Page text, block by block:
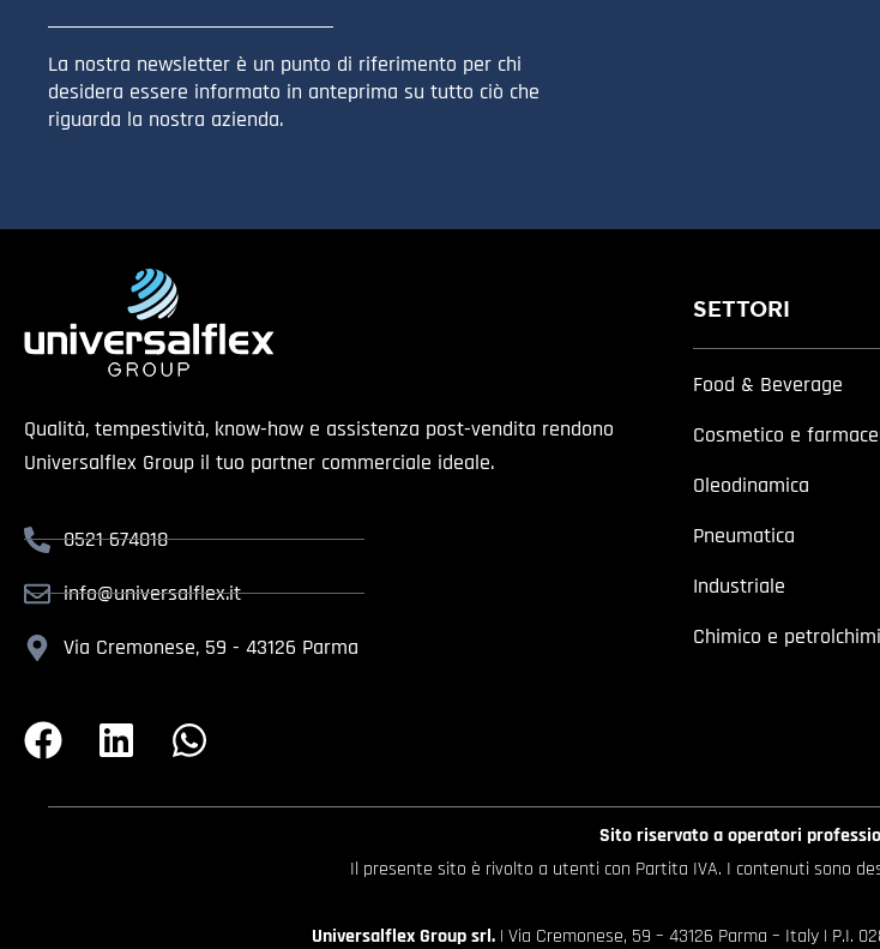
La nostra newsletter è un punto di riferimento per chi
desidera essere informato in anteprima su tutto ciò che
riguarda la nostra azienda.
Qualità, tempestività, know-how e assistenza post-vendita rendono
Universalflex Group il tuo partner commerciale ideale.
0521 674018
info@universalflex.it
Via Cremonese, 59 - 43126 Parma
SETTORI
Food & Beverage
Cosmetico e
Oleodinamica
Pneumatica
Industriale
Chimico e
Sito riservato a operatori
Il presente sito è rivolto a utenti con Partita IVA. I contenuti sono
Universalflex Group srl.| Via Cremonese, 59 – 43126 Parma – Italy | P.I.